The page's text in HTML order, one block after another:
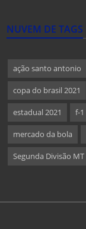
NUVEM DE TAGS
ação santo antonio
copa do brasil 2021
estadual 2021 f-1
mercado da bola
Segunda Divisão MT